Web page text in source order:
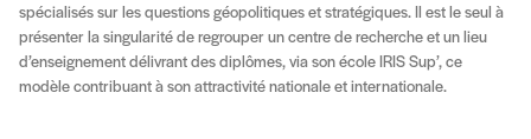
spécialisés sur les questions géopolitiques et stratégiques. Il est le seul à
présenter la singularité de regrouper un centre de recherche et un lieu
d’enseignement délivrant des diplômes, via son école IRIS Sup’, ce
modèle contribuant à son attractivité nationale et internationale.